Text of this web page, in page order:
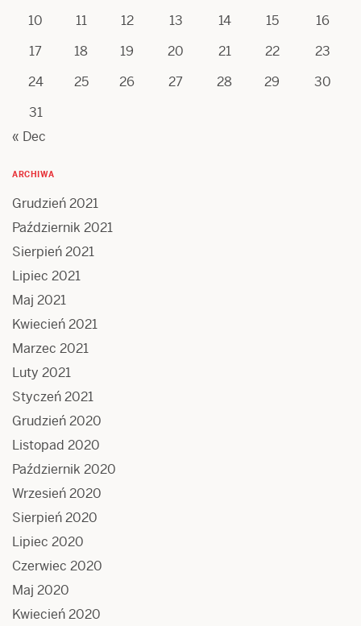
10
11 12 13 14 15
16
17
18 19 20 21 22
23
24
25 26 27 28 29
30
31
« Dec
ARCHIWA
Grudzień 2021
Październik 2021
Sierpień 2021
Lipiec 2021
Maj 2021
Kwiecień 2021
Marzec 2021
Luty 2021
Styczeń 2021
Grudzień 2020
Listopad 2020
Październik 2020
Wrzesień 2020
Sierpień 2020
Lipiec 2020
Czerwiec 2020
Maj 2020
Kwiecień 2020